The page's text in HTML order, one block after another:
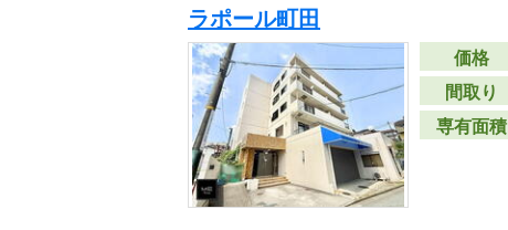
ラポール町田
価格
間取り
専有面積